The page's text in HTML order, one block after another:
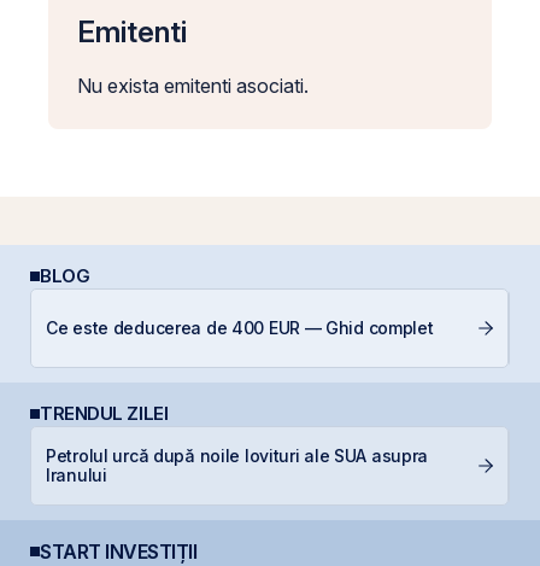
Emitenti
Nu exista emitenti asociati.
BLOG
Ce este deducerea de 400 EUR — Ghid complet
TRENDUL ZILEI
Petrolul urcă după noile lovituri ale SUA asupra
Iranului
START INVESTIȚII